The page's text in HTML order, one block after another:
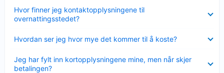
Hvor finner jeg kontaktopplysningene til
overnattingsstedet?
mindre
Hvordan ser jeg hvor mye det kommer til å koste?
mindre
Jeg har fylt inn kortopplysningene mine, men når skjer
betalingen?
mindre